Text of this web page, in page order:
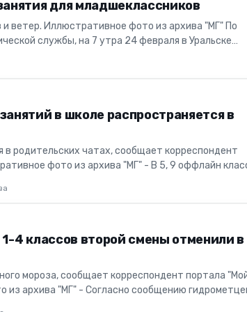
для младшеклассников
и ветер. Иллюстративное фото из архива "МГ" По
службы, на 7 утра 24 февраля в Уральске
в школе распространяется в
родительских чатах, сообщает корреспондент
фото из архива "МГ" - В 5, 9 оффлайн
4 классов второй смены отменили в
мороза, сообщает корреспондент портала
из архива "МГ" - Согласно сообщению